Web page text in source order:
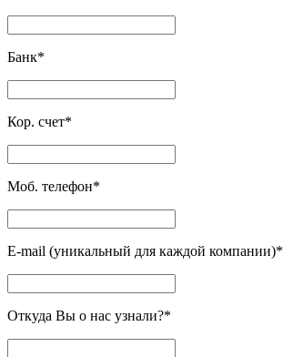
Банк*
Кор. счет*
Моб. телефон*
E-mail (уникальный для каждой компании)*
Откуда Вы о нас узнали?*